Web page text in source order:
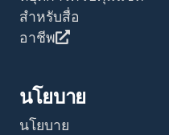
สำหรับสื่อ
อาชีพ
นโยบาย
นโยบาย